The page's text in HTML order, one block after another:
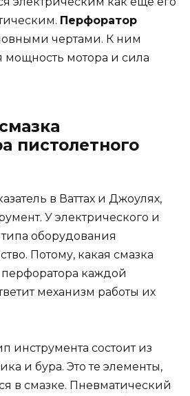
Перфоратор
чертами. К ним
мотора и сила
пистолетного
в Ваттах и Джоулях,
У электрического и
оборудования
Потому, какая смазка
каждой
механизм работы их
инструмента состоит из
и бура. Это те элементы,
в смазке. Пневматический